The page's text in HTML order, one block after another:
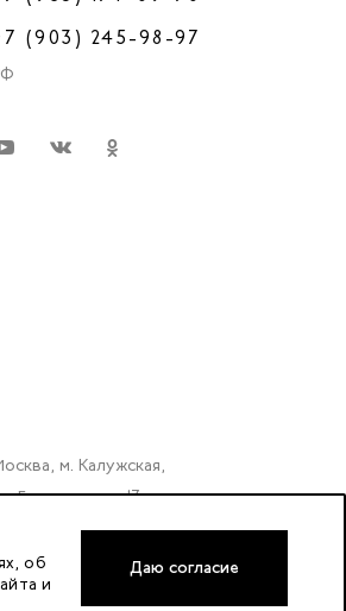
(903) 245-98-97
м. Калужская,
Бутлерова д. 17
«БЦ Нео Гео»^
3, офис 3079
об
и
Даю согласие